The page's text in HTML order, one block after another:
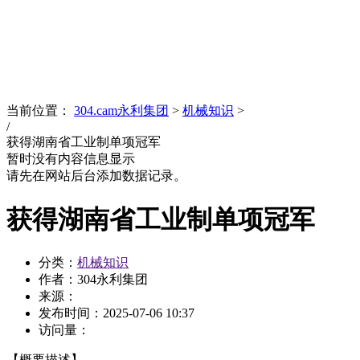
当前位置： 304.cam永利集团 > 机械知识 >
/
获得湖南省工业制单项冠军
暂时没有内容信息显示
请先在网站后台添加数据记录。
获得湖南省工业制单项冠军
分类： 机械知识
作者：304永利集团
来源：
发布时间： 2025-07-06 10:37
访问量：